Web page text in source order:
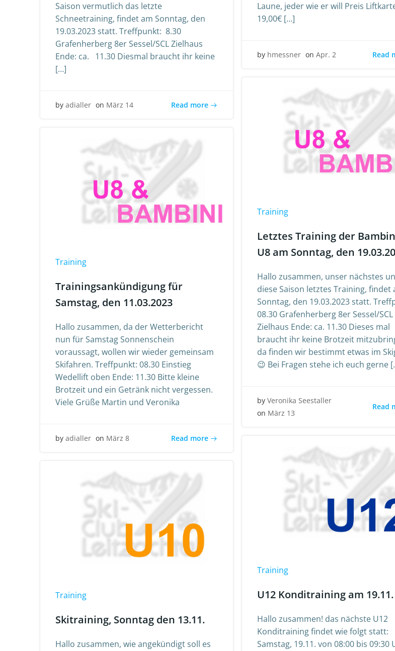
Laune, jeder wie er will Preis
19,00€ […]
by hmessner on Apr. 2 Read
Saison vermutlich das letzte
Schneetraining, findet am Sonntag, den
19.03.2023 statt. Treffpunkt: 8.30
Grafenherberg 8er Sessel/SCL Zielhaus
Ende: ca. 11.30 Diesmal braucht ihr keine
[…]
by adialler on März 14 Read more
Training
Letztes Training der
U8 am Sonntag, den
Hallo zusammen, unser nächstes
diese Saison letztes Training, findet
Sonntag, den 19.03.2023 statt.
08.30 Grafenherberg 8er Sessel/SCL
Zielhaus Ende: ca. 11.30 Dieses mal
braucht ihr keine Brotzeit
da finden wir bestimmt etwas im
😉 Bei Fragen stehe ich euch gerne
by Veronika Seestaller
on März 13
Read
Training
Trainingsankündigung für
Samstag, den 11.03.2023
Hallo zusammen, da der Wetterbericht
nun für Samstag Sonnenschein
voraussagt, wollen wir wieder gemeinsam
Skifahren. Treffpunkt: 08.30 Einstieg
Wedellift oben Ende: 11.30 Bitte kleine
Brotzeit und ein Getränk nicht vergessen.
Viele Grüße Martin und Veronika
by adialler on März 8 Read more
Training
U12 Konditraining am 19.11.
Hallo zusammen! das nächste U12
Konditraining findet wie folgt statt:
Samstag, 19.11. von 08:00 bis 09:30
Training
Skitraining, Sonntag den 13.11.
Hallo zusammen, wie angekündigt soll es